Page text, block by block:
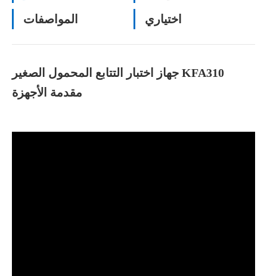
المواصفات
اختياري
جهاز اختبار التتابع المحمول الصغير KFA310
مقدمة الأجهزة